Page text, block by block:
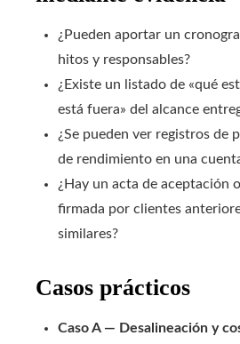
¿Pueden aportar un
hitos y responsables?
¿Existe un listado de «qué
está fuera» del alcance
¿Se pueden ver registros de
de rendimiento en una
¿Hay un acta de aceptación
firmada por clientes
similares?
Casos prácticos
Caso A — Desalineación y